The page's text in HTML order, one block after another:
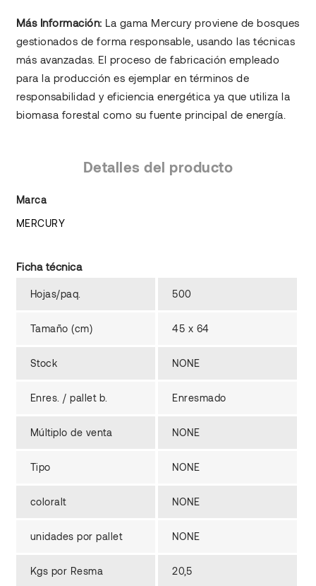
Más Información: La gama Mercury proviene de bosques
gestionados de forma responsable, usando las técnicas
más avanzadas. El proceso de fabricación empleado
para la producción es ejemplar en términos de
responsabilidad y eficiencia energética ya que utiliza la
biomasa forestal como su fuente principal de energía.
Detalles del producto
Marca
MERCURY
Ficha técnica
Hojas/paq. 500
Tamaño (cm) 45 x 64
Stock NONE
Enres. / pallet b. Enresmado
Múltiplo de venta NONE
Tipo NONE
coloralt NONE
unidades por pallet NONE
Kgs por Resma 20,5